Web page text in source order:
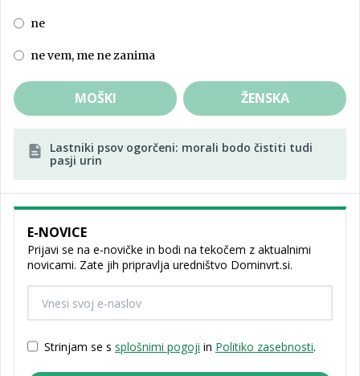
ne
ne vem, me ne zanima
MOŠKI ŽENSKA
Lastniki psov ogorčeni: morali bodo čistiti tudi
pasji urin
E-NOVICE
Prijavi se na e-novičke in bodi na tekočem z aktualnimi
novicami. Zate jih pripravlja uredništvo Dominvrt.si.
Strinjam se s splošnimi pogoji in Politiko zasebnosti.